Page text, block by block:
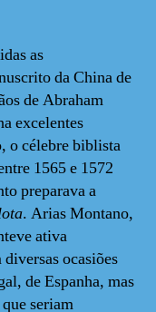
as
da China de
de Abraham
excelentes
o célebre biblista
1565 e 1572
preparava a
. Arias Montano,
ativa
ocasiões
de Espanha, mas
seriam